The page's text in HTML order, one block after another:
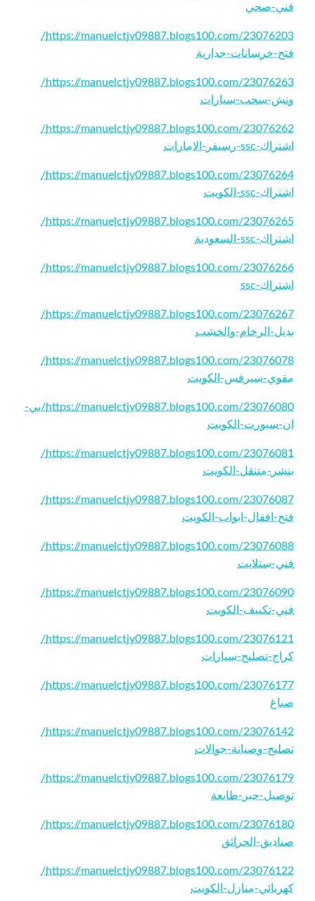
فني-صحي
https://manuelctjy09887.blogs100.com/23076203/
فتح-خرسانات-جدارية
https://manuelctjy09887.blogs100.com/23076263/
ونش-سحب-سيارات
https://manuelctjy09887.blogs100.com/23076262/
اشتراك-ssc-رسيفر-الامارات
https://manuelctjy09887.blogs100.com/23076264/
اشتراك-ssc-الكويت
https://manuelctjy09887.blogs100.com/23076265/
اشتراك-ssc-السعودية
https://manuelctjy09887.blogs100.com/23076266/
اشتراك-ssc
https://manuelctjy09887.blogs100.com/23076267/
بديل-الرخام-والخشب
https://manuelctjy09887.blogs100.com/23076078/
مقوي-سيرفس-الكويت
https://manuelctjy09887.blogs100.com/23076080/بي-
ان-سبورت-الكويت
https://manuelctjy09887.blogs100.com/23076081/
بنشر-متنقل-الكويت
https://manuelctjy09887.blogs100.com/23076087/
فتح-اقفال-ابواب-الكويت
https://manuelctjy09887.blogs100.com/23076088/
فني-ستلايت
https://manuelctjy09887.blogs100.com/23076090/
فني-تكييف-الكويت
https://manuelctjy09887.blogs100.com/23076121/
كراج-تصليح-سيارات
https://manuelctjy09887.blogs100.com/23076177/
صباغ
https://manuelctjy09887.blogs100.com/23076142/
تصليح-وصيانة-جوالات
https://manuelctjy09887.blogs100.com/23076179/
توصيل-حبر-طابعة
https://manuelctjy09887.blogs100.com/23076180/
صناديق-الحرائق
https://manuelctjy09887.blogs100.com/23076122/
كهربائي-منازل-الكويت